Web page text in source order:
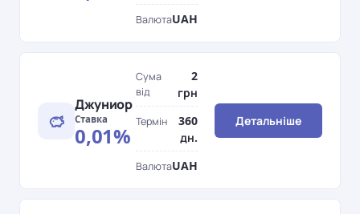
ВалютаUAH
Джуниор
Ставка
0,01%
Сума
від
2
грн
Термін
360
дн.
ВалютаUAH
Детальніше